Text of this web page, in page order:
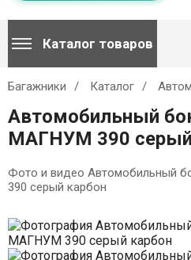
Каталог товаров
Багажники Каталог
Автомобильный
МАГНУМ 390 серый
Фото и видео Автомобильный
390 серый карбон